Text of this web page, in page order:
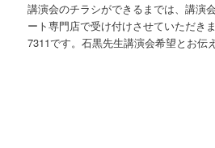
講演会のチラシができるまでは、講演
ート専門店で受け付けさせていただき
7311です。石黒先生講演会希望とお伝